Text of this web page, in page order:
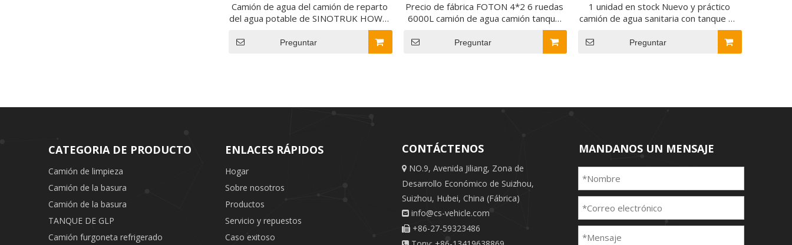
Camión de agua del camión de reparto
del agua potable de SINOTRUK HOWO
Preguntar
Precio de fábrica FOTON 4*2 6 ruedas
6000L camión de agua camión tanque
de agua de acero inoxidable a la venta
Preguntar
1 unidad en stock Nuevo y práctico
camión de agua sanitaria con tanque de
acero al carbono anticorrosión |
Mangueras de acero transparente |
Luces de posición laterales | Modelo
Preguntar
CATEGORIA DE PRODUCTO
Camión de limpieza
Camión de la basura
Camión de la basura
TANQUE DE GLP
Camión furgoneta refrigerado
ENLACES RÁPIDOS
Hogar
Sobre nosotros
Productos
Servicio y repuestos
Caso exitoso
CONTÁCTENOS
 NO.9, Avenida Jiliang, Zona de
Desarrollo Económico de Suizhou,
Suizhou, Hubei, China (Fábrica)
 info@cs-vehicle.com
 +86-27-59323486
MANDANOS UN MENSAJE